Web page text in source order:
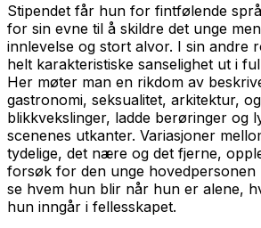
Stipendet får hun for fintfølende
for sin evne til å skildre det unge
innlevelse og stort alvor. I sin andre
helt karakteristiske sanselighet ut i
Her møter man en rikdom av
gastronomi, seksualitet, arkitektur,
blikkvekslinger, ladde berøringer og
scenenes utkanter. Variasjoner
tydelige, det nære og det fjerne,
forsøk for den unge hovedpersonen
se hvem hun blir når hun er alene,
hun inngår i fellesskapet.